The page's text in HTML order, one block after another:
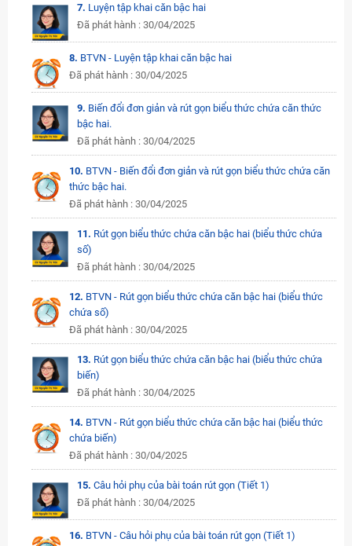
7. Luyện tập khai căn bậc hai
Đã phát hành : 30/04/2025
8. BTVN - Luyện tập khai căn bậc hai
Đã phát hành : 30/04/2025
9. Biến đổi đơn giản và rút gọn biểu thức chứa căn thức
bậc hai.
Đã phát hành : 30/04/2025
10. BTVN - Biến đổi đơn giản và rút gọn biểu thức chứa căn
thức bậc hai.
Đã phát hành : 30/04/2025
11. Rút gọn biểu thức chứa căn bậc hai (biểu thức chứa
số)
Đã phát hành : 30/04/2025
12. BTVN - Rút gọn biểu thức chứa căn bậc hai (biểu thức
chứa số)
Đã phát hành : 30/04/2025
13. Rút gọn biểu thức chứa căn bậc hai (biểu thức chứa
biến)
Đã phát hành : 30/04/2025
14. BTVN - Rút gọn biểu thức chứa căn bậc hai (biểu thức
chứa biến)
Đã phát hành : 30/04/2025
15. Câu hỏi phụ của bài toán rút gọn (Tiết 1)
Đã phát hành : 30/04/2025
16. BTVN - Câu hỏi phụ của bài toán rút gọn (Tiết 1)